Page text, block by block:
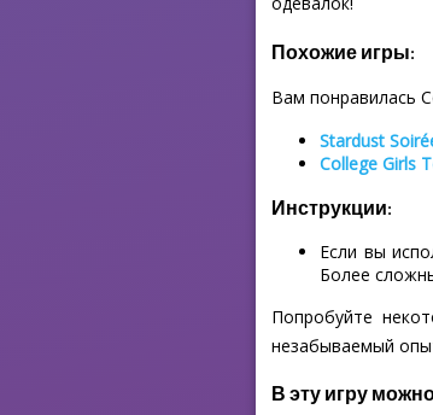
Похожие игры:
Вам понравилась
Stardust
College Girls
Инструкции:
Если вы
Более
Попробуйте
незабываемый
В эту игру